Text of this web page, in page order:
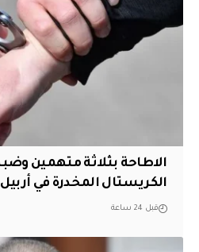
الكريستال المخدرة ​في أربيل
قبل 24 ساعة